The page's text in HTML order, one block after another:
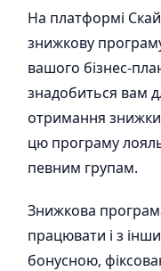
На платформі
знижкову
вашого бізнес-
знадобиться вам
отримання
цю програму
певним групам.
Знижкова
працювати і з
бонусною,